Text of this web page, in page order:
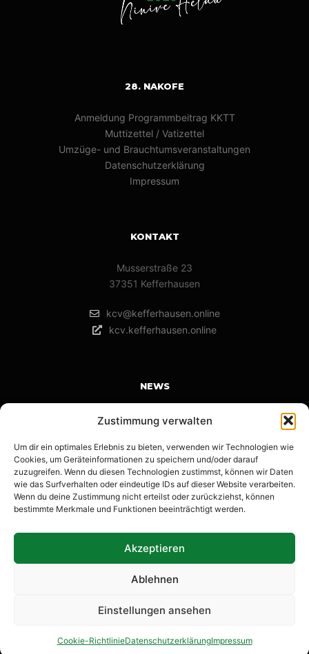
Zustimmung verwalten
Um dir ein optimales Erlebnis zu bieten, verwenden wir Technologien wie
Cookies, um Geräteinformationen zu speichern und/oder darauf
zuzugreifen. Wenn du diesen Technologien zustimmst, können wir Daten
wie das Surfverhalten oder eindeutige IDs auf dieser Website verarbeiten.
Wenn du deine Zustimmung nicht erteilst oder zurückziehst, können
bestimmte Merkmale und Funktionen beeinträchtigt werden.
Akzeptieren
Ablehnen
Einstellungen ansehen
Cookie-RichtlinieDatenschutzerklärungImpressum
28. NAKOFE
Anmeldung Programmbeitrag KKTT
Muttizettel / Vatizettel
Umzüge- und Brauchtumsveranstaltungen
Datenschutzerklärung
Impressum
KONTAKT
Musserstraße 23
37351 Kefferhausen
kcv@kefferhausen.online
kcv.kefferhausen.online
NEWS
Karnevalswochenende in Kefferhausen | Save the Date |
12. Januar 2026
Anmeldung KKTT
22. Dezember 2025
Wow Kefferhausen! Krass Kefferhausen!
Stolz unterstützt von Blickpunkt